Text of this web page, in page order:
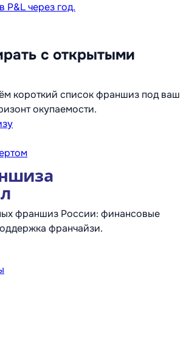
P&L через год.
с открытыми
короткий список франшиз под ваш
окупаемости.
франшиз России: финансовые
франчайзи.